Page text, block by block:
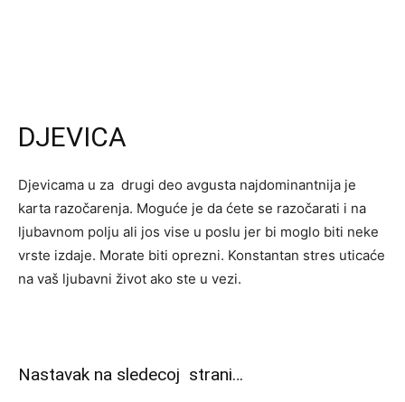
DJEVICA
Djevicama u za drugi deo avgusta najdominantnija je
karta razočarenja. Moguće je da ćete se razočarati i na
ljubavnom polju ali jos vise u poslu jer bi moglo biti neke
vrste izdaje. Morate biti oprezni. Konstantan stres uticaće
na vaš ljubavni život ako ste u vezi.
Nastavak na sledecoj strani…